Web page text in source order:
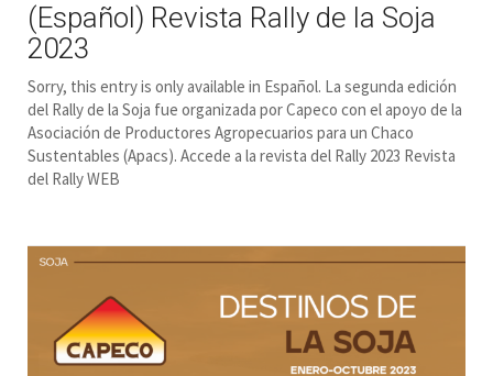
(Español) Revista Rally de la Soja
2023
Sorry, this entry is only available in Español. La segunda edición
del Rally de la Soja fue organizada por Capeco con el apoyo de la
Asociación de Productores Agropecuarios para un Chaco
Sustentables (Apacs). Accede a la revista del Rally 2023 Revista
del Rally WEB